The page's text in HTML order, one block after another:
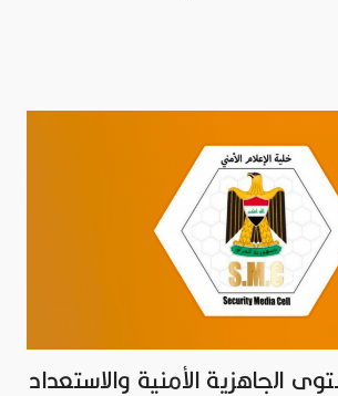
الجاهزية الأمنية والاستعداد